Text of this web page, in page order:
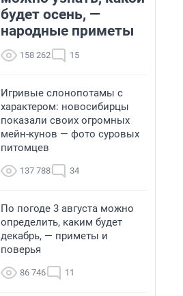
будет осень, —
народные приметы
158 262 15
Игривые слонопотамы с
характером: новосибирцы
показали своих огромных
мейн-кунов — фото суровых
питомцев
137 788 34
По погоде 3 августа можно
определить, каким будет
декабрь, — приметы и
поверья
86 746 11